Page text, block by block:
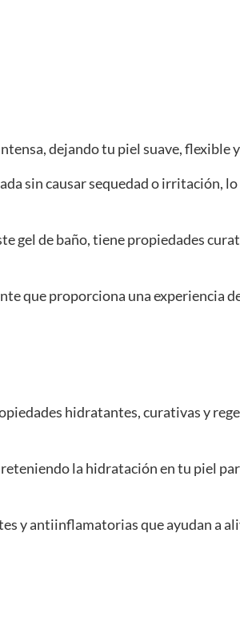
dejando tu piel suave, flexible
sin causar sequedad o irritación, lo
gel de baño, tiene propiedades
que proporciona una experiencia
hidratantes, curativas y
la hidratación en tu piel
y antiinflamatorias que ayudan a